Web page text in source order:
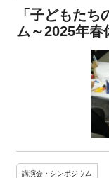
「子どもた
ム～2025年春
講演会・シンポジウム